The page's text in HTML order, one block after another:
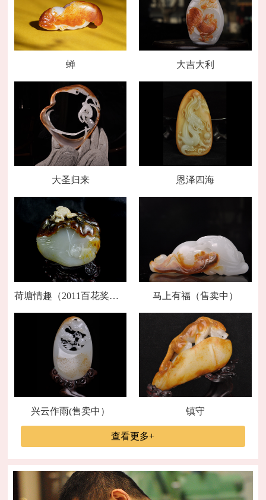
蝉 大吉大利
大圣归来 恩泽四海
荷塘情趣（2011百花奖金奖） 马上有福（售卖中）
兴云作雨(售卖中） 镇守
查看更多+